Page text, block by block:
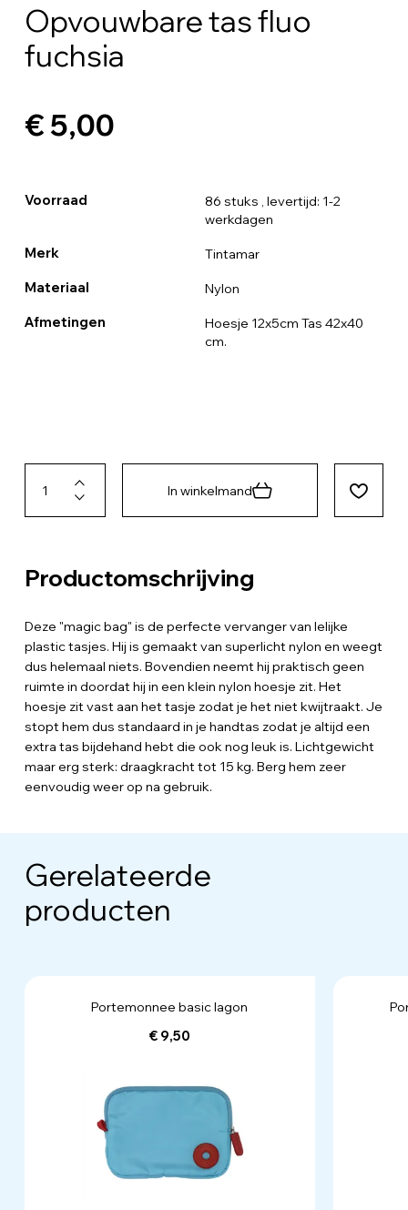
Opvouwbare tas fluo
fuchsia
€ 5,00
Voorraad 86 stuks , levertijd: 1-2
werkdagen
Merk Tintamar
Materiaal Nylon
Afmetingen
Hoesje 12x5cm Tas 42x40
cm.
In winkelmand
Productomschrijving
Deze "magic bag" is de perfecte vervanger van lelijke
plastic tasjes. Hij is gemaakt van superlicht nylon en weegt
dus helemaal niets. Bovendien neemt hij praktisch geen
ruimte in doordat hij in een klein nylon hoesje zit. Het
hoesje zit vast aan het tasje zodat je het niet kwijtraakt. Je
stopt hem dus standaard in je handtas zodat je altijd een
extra tas bijdehand hebt die ook nog leuk is. Lichtgewicht
maar erg sterk: draagkracht tot 15 kg. Berg hem zeer
eenvoudig weer op na gebruik.
Gerelateerde
producten
Portemonnee basic lagon
€ 9,50